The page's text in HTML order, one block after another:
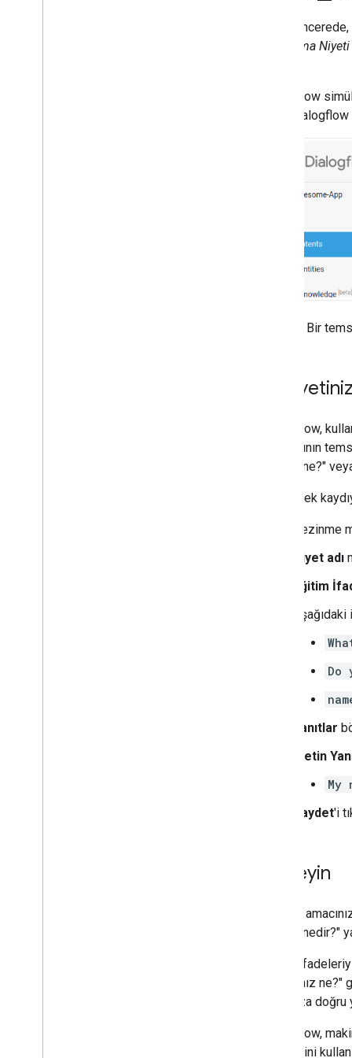
Orta
Karşılama Niyeti
Dialogflow
tanır.
. Bir
İlk
Dialogflow,
kullanıcının
"Adınız ne?"
Bu destek
Gezinme
Niyet adı
Eğitim
Do
Yanıtlar
Metin
My
Kaydet'i
Deneyin
"Adınız nedir?"
Eğitim
ve "Adınız
sorunuza doğru
Dialogflow,
ifadelerini